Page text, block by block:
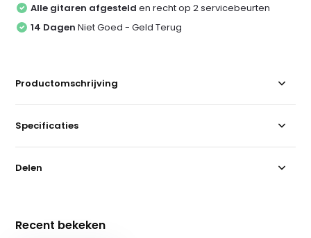
Alle gitaren afgesteld en recht op 2 servicebeurten
14 Dagen Niet Goed - Geld Terug
Productomschrijving
Specificaties
Delen
Recent bekeken